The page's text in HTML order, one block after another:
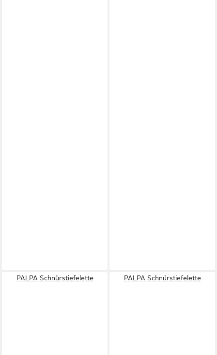
PALPA Schnürstiefelette PALPA Schnürstiefelette